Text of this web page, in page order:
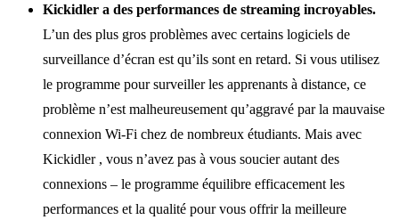
Kickidler a des performances de streaming incroyables.
L’un des plus gros problèmes avec certains logiciels de
surveillance d’écran est qu’ils sont en retard. Si vous utilisez
le programme pour surveiller les apprenants à distance, ce
problème n’est malheureusement qu’aggravé par la mauvaise
connexion Wi-Fi chez de nombreux étudiants. Mais avec
Kickidler , vous n’avez pas à vous soucier autant des
connexions – le programme équilibre efficacement les
performances et la qualité pour vous offrir la meilleure